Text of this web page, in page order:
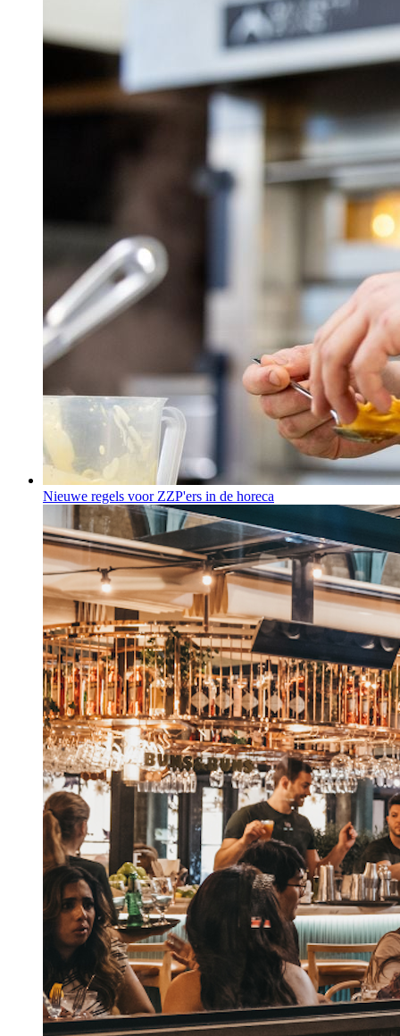
Nieuwe regels voor ZZP'ers in de horeca